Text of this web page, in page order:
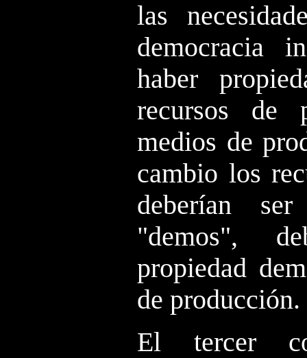
las
democracia
haber
recursos de
medios de
cambio los
deberían
"demos",
propiedad
de producción.
El tercer